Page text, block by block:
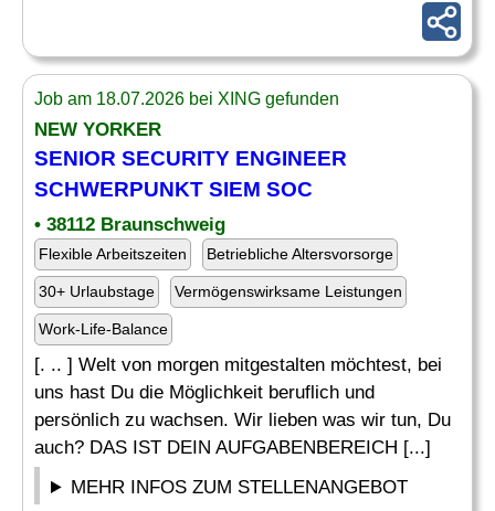
Job am 18.07.2026 bei XING gefunden
NEW YORKER
SENIOR SECURITY ENGINEER
SCHWERPUNKT SIEM SOC
• 38112 Braunschweig
Flexible Arbeitszeiten Betriebliche Altersvorsorge
30+ Urlaubstage Vermögenswirksame Leistungen
Work-Life-Balance
[. .. ] Welt von morgen mitgestalten möchtest, bei
uns hast Du die Möglichkeit beruflich und
persönlich zu wachsen. Wir lieben was wir tun, Du
auch? DAS IST DEIN AUFGABENBEREICH [...]
MEHR INFOS ZUM STELLENANGEBOT